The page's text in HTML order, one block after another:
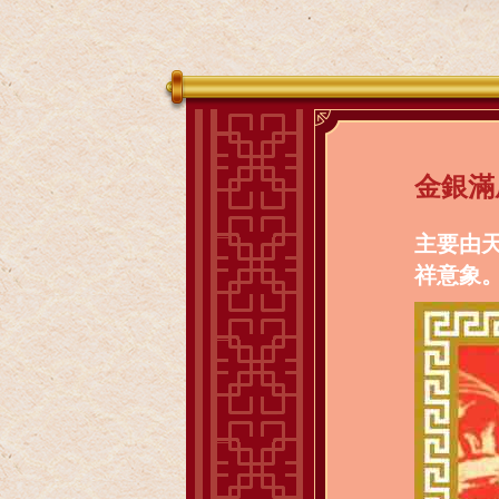
金銀
主要由
祥意象